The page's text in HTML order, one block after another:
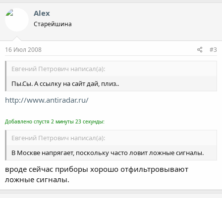
Alex
Старейшина
16 Июл 2008 #3
Евгений Петрович написал(а):
Пы.Сы. А ссылку на сайт дай, плиз..
http://www.antiradar.ru/
Добавлено спустя 2 минуты 23 секунды:
Евгений Петрович написал(а):
В Москве напрягает, поскольку часто ловит ложные сигналы.
вроде сейчас приборы хорошо отфильтровывают
ложные сигналы.